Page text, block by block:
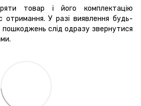
товар і його комплектацію
отримання. У разі виявлення будь-
пошкоджень слід одразу звернутися